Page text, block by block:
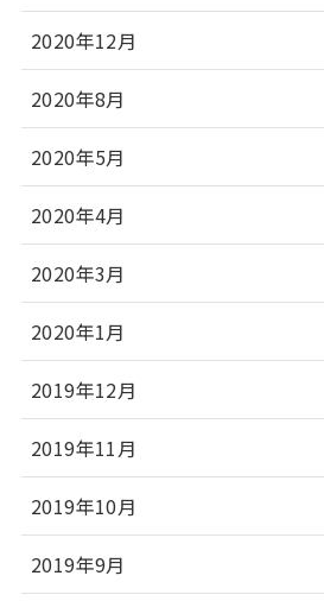
2020年12月
2020年8月
2020年5月
2020年4月
2020年3月
2020年1月
2019年12月
2019年11月
2019年10月
2019年9月